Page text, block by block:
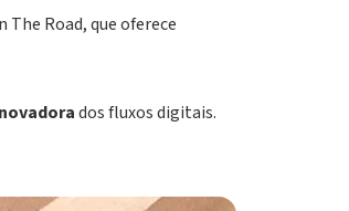
Road, que oferece
dos fluxos digitais.